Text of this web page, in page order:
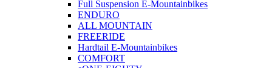
Full Suspension E-Mountainbikes
ENDURO
ALL MOUNTAIN
FREERIDE
Hardtail E-Mountainbikes
COMFORT